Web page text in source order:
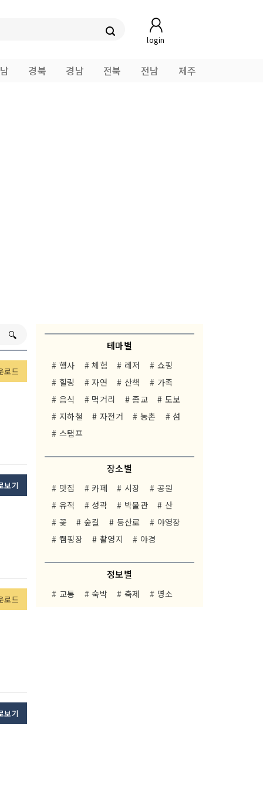
login
경북 경남 전북 전남 제주
테마별
# 행사 # 체험 # 레저
# 쇼핑
# 힐링
# 자연 # 산책
# 가족
# 음식
# 먹거리 # 종교
# 도보
# 지하철
# 자전거 # 농촌
# 섬
# 스탬프
장소별
# 맛집 # 카페 # 시장
# 공원
# 유적
# 성곽 # 박물관
# 산
# 꽃
# 숲길 # 등산로
# 야영장
# 캠핑장
# 촬영지 # 야경
정보별
# 교통 # 숙박 # 축제 # 명소
🔍︎
로드
보기
로드
보기